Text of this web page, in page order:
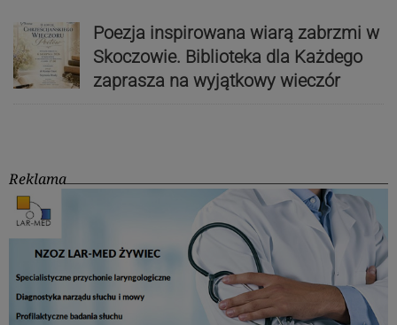
Poezja inspirowana wiarą zabrzmi w
Skoczowie. Biblioteka dla Każdego
zaprasza na wyjątkowy wieczór
Reklama